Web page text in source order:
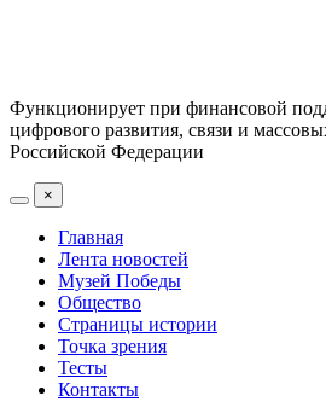
Функционирует при финансовой
цифрового развития, связи и
Российской Федерации
×
Главная
Лента новостей
Музей Победы
Общество
Страницы истории
Точка зрения
Тесты
Контакты